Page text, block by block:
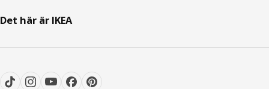
Det här är IKEA